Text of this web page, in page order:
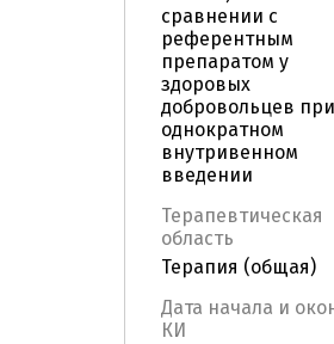
сравнении с
референтным
препаратом у
здоровых
добровольцев при
однократном
внутривенном
введении
Терапевтическая
область
Терапия (общая)
Дата начала и
КИ